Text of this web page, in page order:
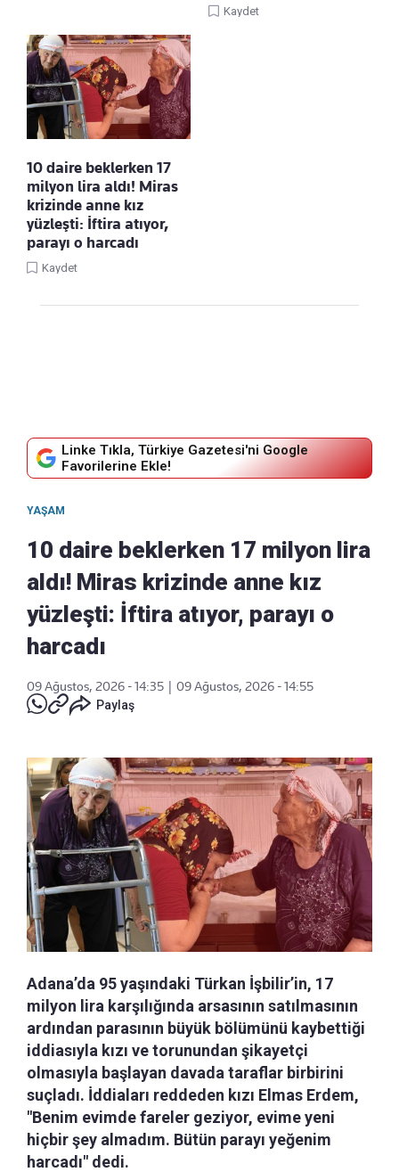
Kaydet
10 daire beklerken 17
milyon lira aldı! Miras
krizinde anne kız
yüzleşti: İftira atıyor,
parayı o harcadı
Kaydet
Linke Tıkla, Türkiye Gazetesi'ni Google
Favorilerine Ekle!
YAŞAM
10 daire beklerken 17 milyon lira
aldı! Miras krizinde anne kız
yüzleşti: İftira atıyor, parayı o
harcadı
09 Ağustos, 2026 - 14:35
09 Ağustos, 2026 - 14:55
Paylaş
Adana’da 95 yaşındaki Türkan İşbilir’in, 17
milyon lira karşılığında arsasının satılmasının
ardından parasının büyük bölümünü kaybettiği
iddiasıyla kızı ve torunundan şikayetçi
olmasıyla başlayan davada taraflar birbirini
suçladı. İddiaları reddeden kızı Elmas Erdem,
"Benim evimde fareler geziyor, evime yeni
hiçbir şey almadım. Bütün parayı yeğenim
harcadı" dedi.